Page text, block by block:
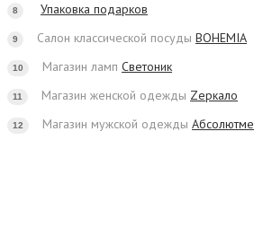
8 Упаковка подарков
9 Салон классической посуды BOHEMIA
10 Магазин ламп Светоник
11 Магазин женской одежды Zеркало
12 Магазин мужской одежды